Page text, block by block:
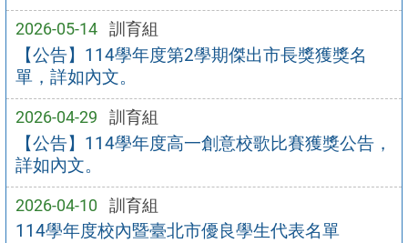
2026-05-14 訓育組
【公告】114學年度第2學期傑出市長獎獲獎名
單，詳如內文。
2026-04-29 訓育組
【公告】114學年度高一創意校歌比賽獲獎公告，
詳如內文。
2026-04-10 訓育組
114學年度校內暨臺北市優良學生代表名單